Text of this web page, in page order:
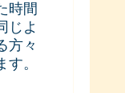
時間
じよ
方々
。